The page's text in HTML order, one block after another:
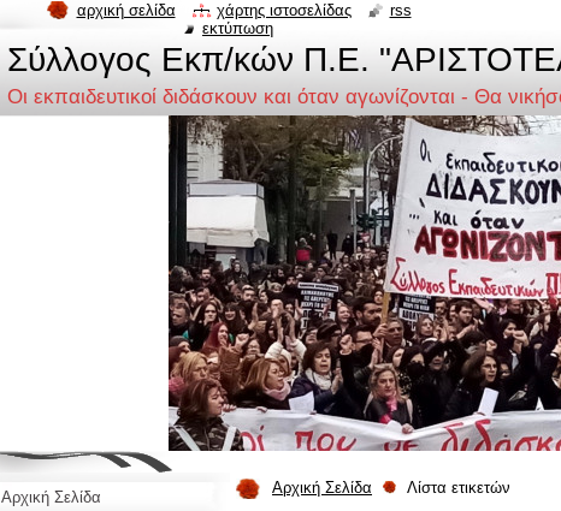
Σύλλογος Eκπ/κών Π.Ε.
Οι εκπαιδευτικοί διδάσκουν και όταν αγωνίζονται - Θα
Αρχική Σελίδα Λίστα ετικετών
Αρχική Σελίδα
αρχική σελίδα χάρτης ιστοσελίδας
rss
εκτύπωση